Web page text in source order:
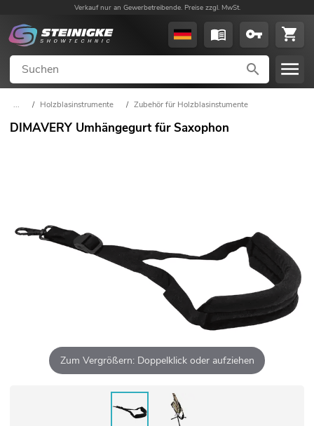
Verkauf nur an Gewerbetreibende. Preise zzgl. MwSt.
... / Holzblasinstrumente / Zubehör für Holzblasinstumente
DIMAVERY Umhängegurt für Saxophon
Zum Vergrößern: Doppelklick oder aufziehen